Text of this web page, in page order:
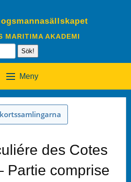
MARITIMA AKADEMI
Sök!
Meny
des Cotes
Partie comprise